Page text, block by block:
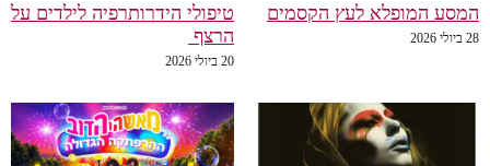
המסע המופלא לעץ הקסמים
28 ביולי 2026
טיפולי הידרותרפיה לילדים על
הרצף
20 ביולי 2026